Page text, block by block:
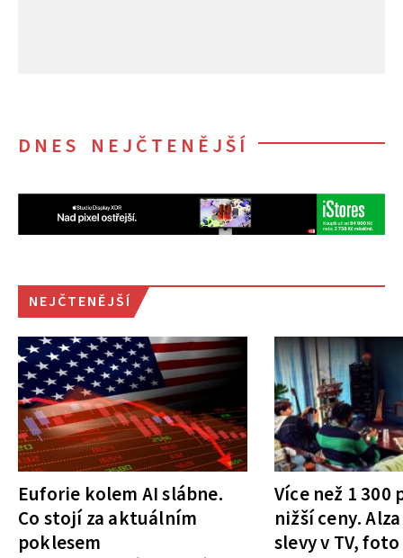
DNES NEJČTENĚJŠÍ
NEJČTENĚJŠÍ
Euforie kolem AI slábne.
Co stojí za aktuálním
poklesem
Více než 1
nižší ceny.
slevy v TV,